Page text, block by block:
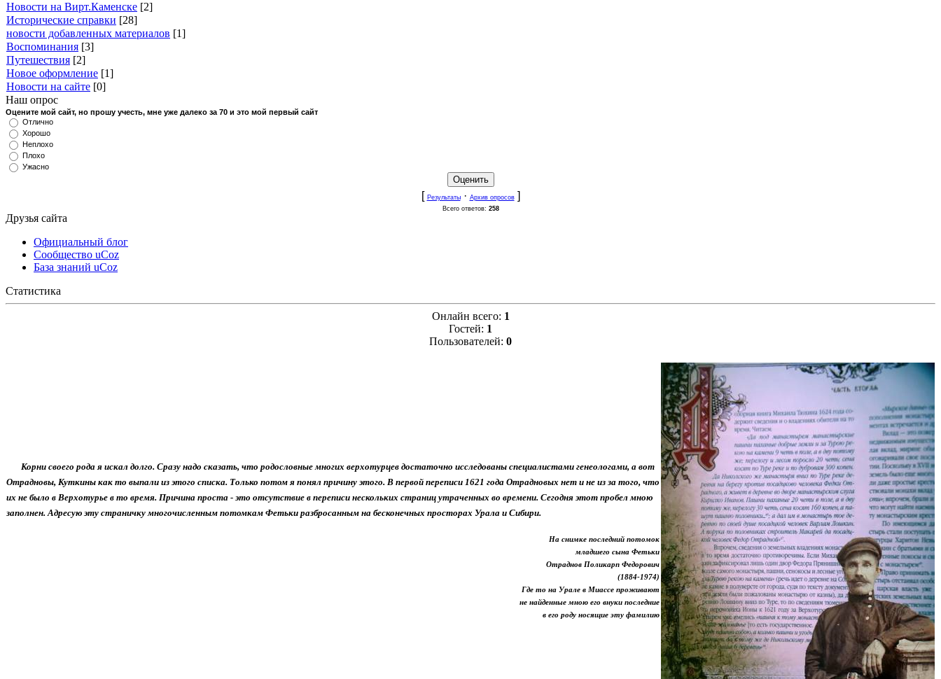
Новости на Вирт.Каменске [2]
Исторические справки [28]
новости добавленных материалов [1]
Воспоминания [3]
Путешествия [2]
Новое оформление [1]
Новости на сайте [0]
Наш опрос
Оцените мой сайт, но прошу учесть, мне уже далеко за 70 и это мой первый сайт
Отлично
Хорошо
Неплохо
Плохо
Ужасно
[ Результаты· Архив опросов]
Всего ответов: 258
Друзья сайта
Официальный блог
Сообщество uCoz
База знаний uCoz
Статистика
Онлайн всего: 1
Гостей: 1
Пользователей: 0
Корни своего рода я искал долго. Сразу надо сказать, что родословные многих верхотурцев достаточно исследованы специалистами генеологами, а вот
Отрадновы, Куткины как то выпали из этого списка. Только потом я понял причину этого. В первой переписи 1621 года Отрадновых нет и не из за того, что
их не было в Верхотурье в то время. Причина проста - это отсутствие в переписи нескольких страниц утраченных во времени. Сегодня этот пробел мною
заполнен. Адресую эту страничку многочисленным потомкам Фетьки разбросанным на бесконечных просторах Урала и Сибири.
На снимке последний потомок
младшего сына Фетьки
Отраднов Поликарп Федорович
(1884-1974)
Где то на Урале в Миассе проживают
не найденные мною его внуки последние
в его роду носящие эту фамилию